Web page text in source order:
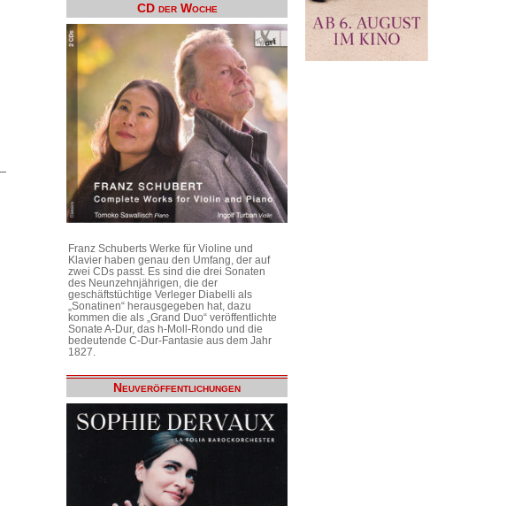
CD der Woche
Franz Schuberts Werke für Violine und
Klavier haben genau den Umfang, der auf
zwei CDs passt. Es sind die drei Sonaten
des Neunzehnjährigen, die der
geschäftstüchtige Verleger Diabelli als
„Sonatinen“ herausgegeben hat, dazu
kommen die als „Grand Duo“ veröffentlichte
Sonate A-Dur, das h-Moll-Rondo und die
bedeutende C-Dur-Fantasie aus dem Jahr
1827.
Neuveröffentlichungen